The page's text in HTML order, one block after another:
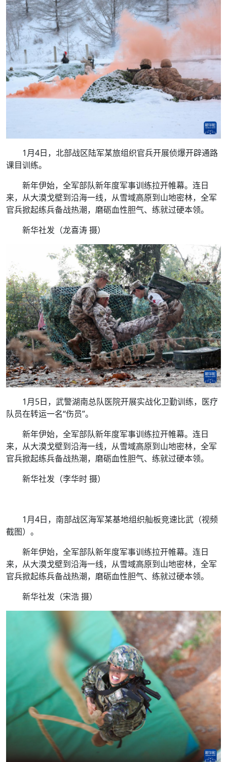
1月4日，北部战区陆军某旅组织官兵开展侦爆开辟通路
课目训练。
新年伊始，全军部队新年度军事训练拉开帷幕。连日
来，从大漠戈壁到沿海一线，从雪域高原到山地密林，全军
官兵掀起练兵备战热潮，磨砺血性胆气、练就过硬本领。
新华社发（龙喜涛 摄）
1月5日，武警湖南总队医院开展实战化卫勤训练，医疗
队员在转运一名“伤员”。
新年伊始，全军部队新年度军事训练拉开帷幕。连日
来，从大漠戈壁到沿海一线，从雪域高原到山地密林，全军
官兵掀起练兵备战热潮，磨砺血性胆气、练就过硬本领。
新华社发（李华时 摄）
1月4日，南部战区海军某基地组织舢板竞速比武（视频
新年伊始，全军部队新年度军事训练拉开帷幕。连日
来，从大漠戈壁到沿海一线，从雪域高原到山地密林，全军
官兵掀起练兵备战热潮，磨砺血性胆气、练就过硬本领。
新华社发（宋浩 摄）